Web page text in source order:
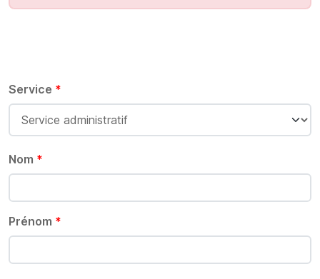
Service *
Nom *
Prénom *